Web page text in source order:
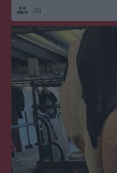
36